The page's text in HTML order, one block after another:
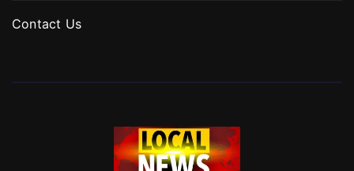
Contact Us